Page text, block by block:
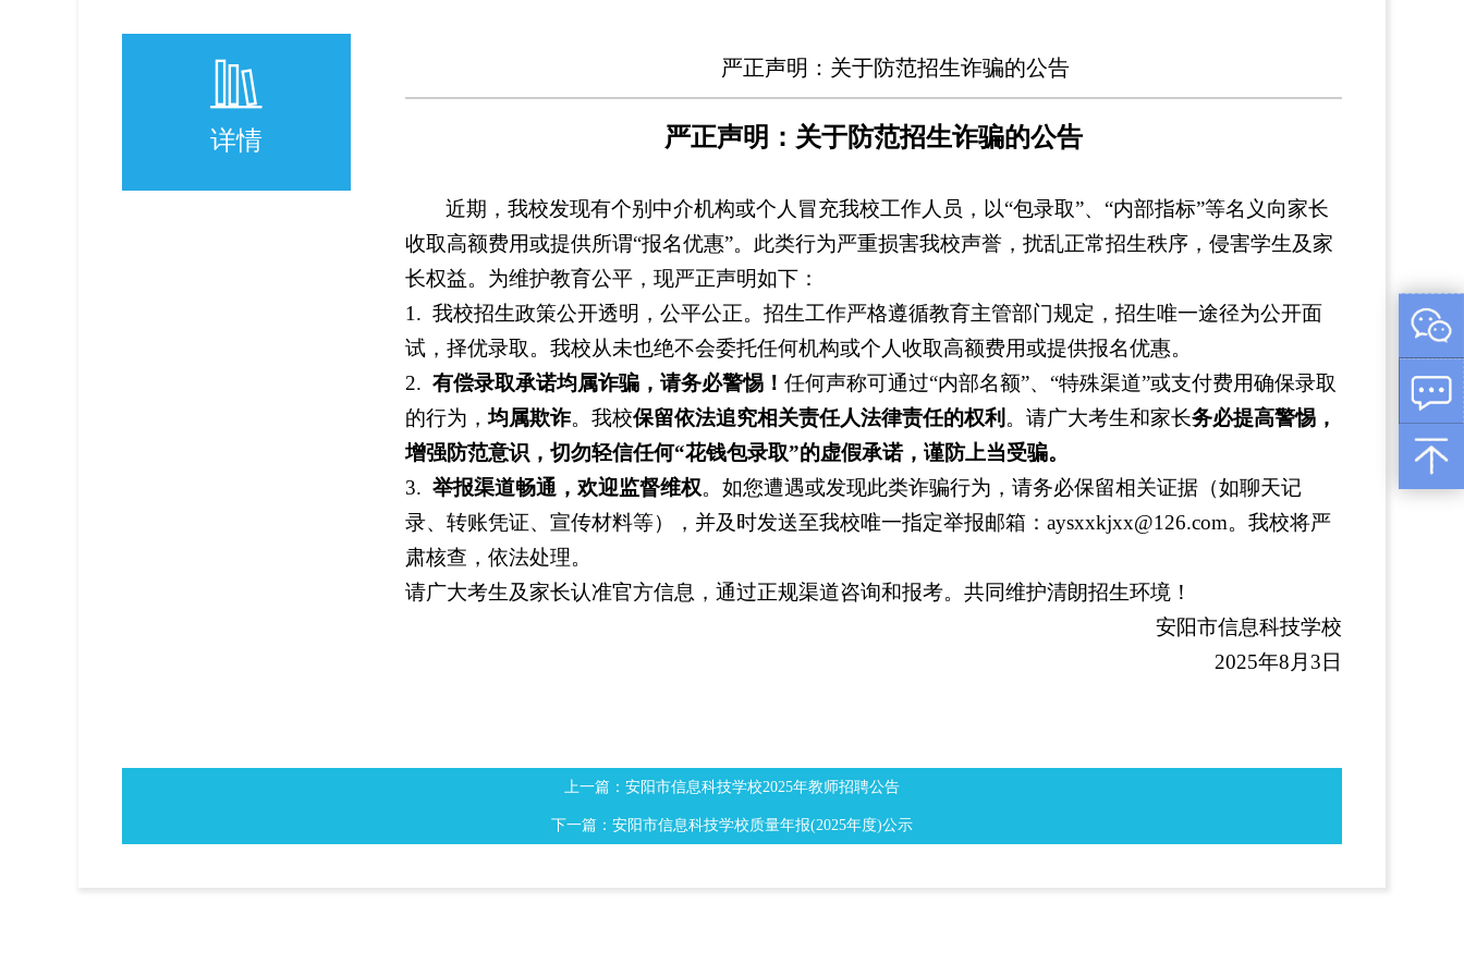
详情
严正声明：关于防范招生诈骗的公告
严正声明：关于防范招生诈骗的公告
近期，我校发现有个别中介机构或个人冒充我校工作人员，以“包录取”、“内部指标”等名义向家长
收取高额费用或提供所谓“报名优惠”。此类行为严重损害我校声誉，扰乱正常招生秩序，侵害学生及家
长权益。为维护教育公平，现严正声明如下：
1. 我校招生政策公开透明，公平公正。招生工作严格遵循教育主管部门规定，招生唯一途径为公开面
试，择优录取。我校从未也绝不会委托任何机构或个人收取高额费用或提供报名优惠。
2. 有偿录取承诺均属诈骗，请务必警惕！ 任何声称可通过“内部名额”、“特殊渠道”或支付费用确保录取
的行为，均属欺诈。我校保留依法追究相关责任人法律责任的权利 。请广大考生和家长务必提高警惕，
增强防范意识，切勿轻信任何“花钱包录取”的虚假承诺，谨防上当受骗。
3. 举报渠道畅通，欢迎监督维权。如您遭遇或发现此类诈骗行为，请务必保留相关证据（如聊天记
录、转账凭证、宣传材料等），并及时发送至我校唯一指定举报邮箱： aysxxkjxx@126.com。我校将严
肃核查，依法处理。
请广大考生及家长认准官方信息，通过正规渠道咨询和报考。共同维护清朗招生环境！
安阳市信息科技学校
2025年8月3日
上一篇：安阳市信息科技学校2025年教师招聘公告
下一篇：安阳市信息科技学校质量年报(2025年度)公示